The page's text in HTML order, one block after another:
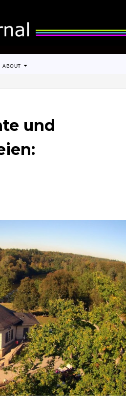
ABOUT
und